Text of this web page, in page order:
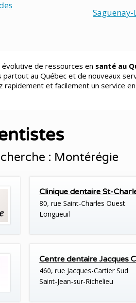
Saguenay-
de ressources en santé au
au Québec et de nouveaux
et facilement un service
: Montérégie
Clinique dentaire St-
80, rue Saint-Charles Ouest
Longueuil
Centre dentaire Jacques
460, rue Jacques-Cartier Sud
Saint-Jean-sur-Richelieu